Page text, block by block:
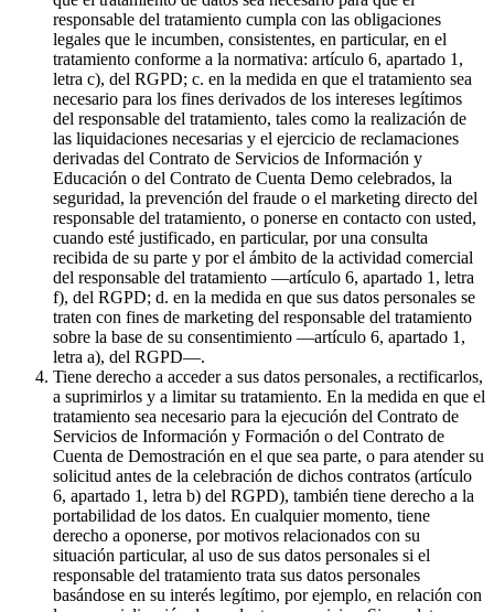
responsable del tratamiento cumpla con las obligaciones
legales que le incumben, consistentes, en particular, en el
tratamiento conforme a la normativa: artículo 6, apartado 1,
letra c), del RGPD; c. en la medida en que el tratamiento sea
necesario para los fines derivados de los intereses legítimos
del responsable del tratamiento, tales como la realización de
las liquidaciones necesarias y el ejercicio de reclamaciones
derivadas del Contrato de Servicios de Información y
Educación o del Contrato de Cuenta Demo celebrados, la
seguridad, la prevención del fraude o el marketing directo del
responsable del tratamiento, o ponerse en contacto con usted,
cuando esté justificado, en particular, por una consulta
recibida de su parte y por el ámbito de la actividad comercial
del responsable del tratamiento —artículo 6, apartado 1, letra
f), del RGPD; d. en la medida en que sus datos personales se
traten con fines de marketing del responsable del tratamiento
sobre la base de su consentimiento —artículo 6, apartado 1,
letra a), del RGPD—.
Tiene derecho a acceder a sus datos personales, a rectificarlos,
a suprimirlos y a limitar su tratamiento. En la medida en que el
tratamiento sea necesario para la ejecución del Contrato de
Servicios de Información y Formación o del Contrato de
Cuenta de Demostración en el que sea parte, o para atender su
solicitud antes de la celebración de dichos contratos (artículo
6, apartado 1, letra b) del RGPD), también tiene derecho a la
portabilidad de los datos. En cualquier momento, tiene
derecho a oponerse, por motivos relacionados con su
situación particular, al uso de sus datos personales si el
responsable del tratamiento trata sus datos personales
basándose en su interés legítimo, por ejemplo, en relación con